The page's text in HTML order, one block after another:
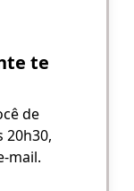
te
de
20h30,
mail.